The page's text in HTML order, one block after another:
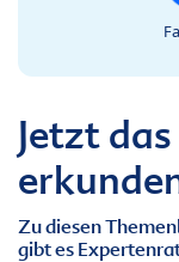
Jetzt
Zu diesen
gibt es